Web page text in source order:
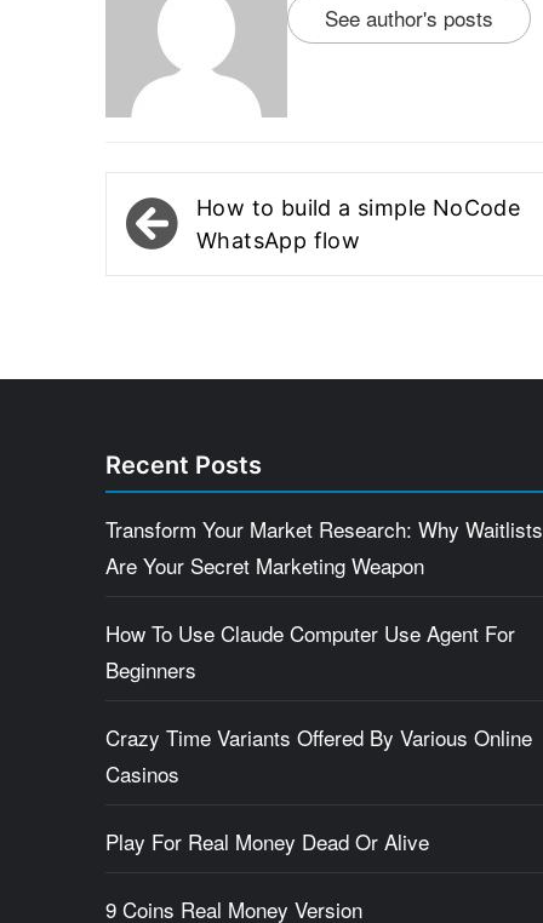
See author's posts
Post
navigation
How to build a simple NoCode
WhatsApp flow
Recent Posts
Transform Your Market Research: Why Waitlists
Are Your Secret Marketing Weapon
How To Use Claude Computer Use Agent For
Beginners
Crazy Time Variants Offered By Various Online
Casinos
Play For Real Money Dead Or Alive
9 Coins Real Money Version